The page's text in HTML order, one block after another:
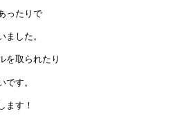
ったりで
した。
を取られたり
です。
ます！